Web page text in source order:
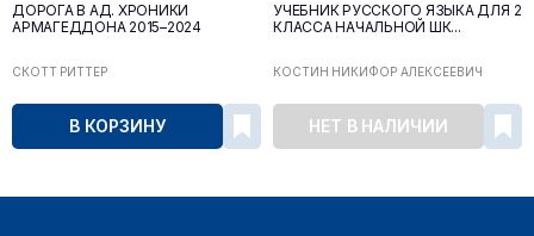
ДОРОГА В АД. ХРОНИКИ
АРМАГЕДДОНА 2015–2024
СКОТТ РИТТЕР
В КОРЗИНУ
УЧЕБНИК РУССКОГО ЯЗЫКА ДЛЯ 2
КЛАССА НАЧАЛЬНОЙ ШК...
КОСТИН НИКИФОР АЛЕКСЕЕВИЧ
НЕТ В НАЛИЧИИ